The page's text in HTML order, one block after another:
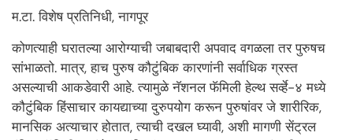
म.टा. विशेष प्रतिनिधी, नागपूर
कोणत्याही घरातल्या आरोग्याची जबाबदारी अपवाद वगळला तर पुरुषच
सांभाळतो. मात्र, हाच पुरुष कौटुंबिक कारणांनी सर्वाधिक ग्रस्त
असल्याची आकडेवारी आहे. त्यामुळे नॅशनल फॅमिली हेल्थ सर्व्हे-४ मध्ये
कौटुंबिक हिंसाचार कायद्याच्या दुरुपयोग करून पुरुषांवर जे शारीरिक,
मानसिक अत्याचार होतात, त्याची दखल घ्यावी, अशी मागणी सेंट्रल